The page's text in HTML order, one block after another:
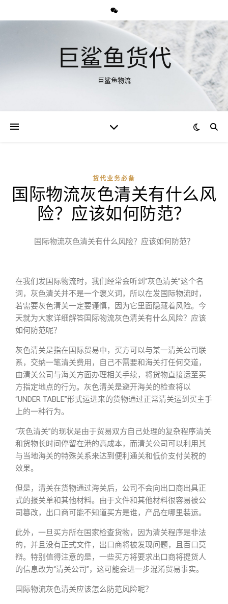
巨鲨鱼货代
巨鲨鱼物流
货代业务必备
国际物流灰色清关有什么风
险？应该如何防范？
国际物流灰色清关有什么风险？应该如何防范？
在我们发国际物流时，我们经常会听到“灰色清关”这个名
词，灰色清关并不是一个褒义词，所以在发国际物流时，
若需要灰色清关一定要谨慎，因为它里面隐藏着风险。今
天就为大家详细解答国际物流灰色清关有什么风险？应该
如何防范呢？
灰色清关是指在国际贸易中，买方可以与某一清关公司联
系，交纳一笔清关费用，自己不需要和海关打任何交道，
由清关公司与海关方面办理相关手续，将货物直接运至买
方指定地点的行为。灰色清关是避开海关的检查将以
“UNDER TABLE”形式运进来的货物通过正常清关运到买主手
上的一种行为。
“灰色清关”的现状是由于贸易双方自己处理的复杂程序清关
和货物长时间停留在港的高成本，而清关公司可以利用其
与当地海关的特殊关系来达到便利通关和低价支付关税的
效果。
但是，清关在货物通过海关后，公司不会向出口商出具正
式的报关单和其他材料。由于文件和其他材料很容易被公
司篡改，出口商可能不知道买方是谁，产品在哪里装运。
此外，一旦买方所在国家检查货物，因为清关程序是非法
的，并且没有正式文件，出口商将被发现问题，且百口莫
辩。特别值得注意的是，一些买方将要求出口商将提货人
的信息改为“清关公司”，这可能会进一步混淆贸易事实。
国际物流灰色清关应该怎么防范风险呢？